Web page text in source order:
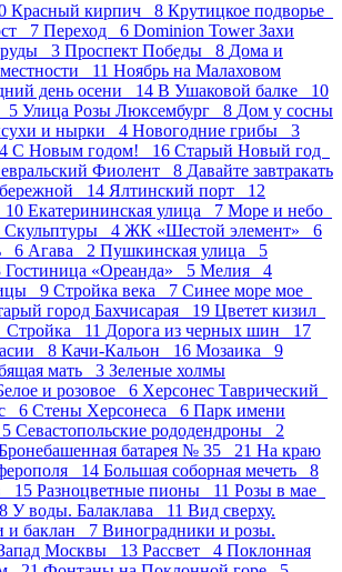
Красный кирпич 8 Крутицкое подворье
7 Переход 6 Dominion Tower Захи
3 Проспект Победы 8 Дома и
местности 11 Ноябрь на Малаховом
день осени 14 В Ушаковой балке 10
5 Улица Розы Люксембург 8 Дом у сосны
и нырки 4 Новогодние грибы 3
С Новым годом! 16 Старый Новый год
Фиолент 8 Давайте завтракать
14 Ялтинский порт 12
10 Екатерининская улица 7 Море и небо
Скульптуры 4 ЖК «Шестой элемент» 6
6 Агава 2 Пушкинская улица 5
Гостиница «Ореанда» 5 Мелия 4
9 Стройка века 7 Синее море мое
город Бахчисарая 19 Цветет кизил
11 Дорога из черных шин 17
8 Качи-Кальон 16 Мозаика 9
мать 3 Зеленые холмы
и розовое 6 Херсонес Таврический
6 Стены Херсонеса 6 Парк имени
Севастопольские рододендроны 2
батарея № 35 21 На краю
14 Большая соборная мечеть 8
15 Разноцветные пионы 11 Розы в мае
У воды. Балаклава 11 Вид сверху.
и баклан 7 Виноградники и розы.
Москвы 13 Рассвет 4 Поклонная